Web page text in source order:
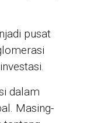
pusat
dalam
Masing-